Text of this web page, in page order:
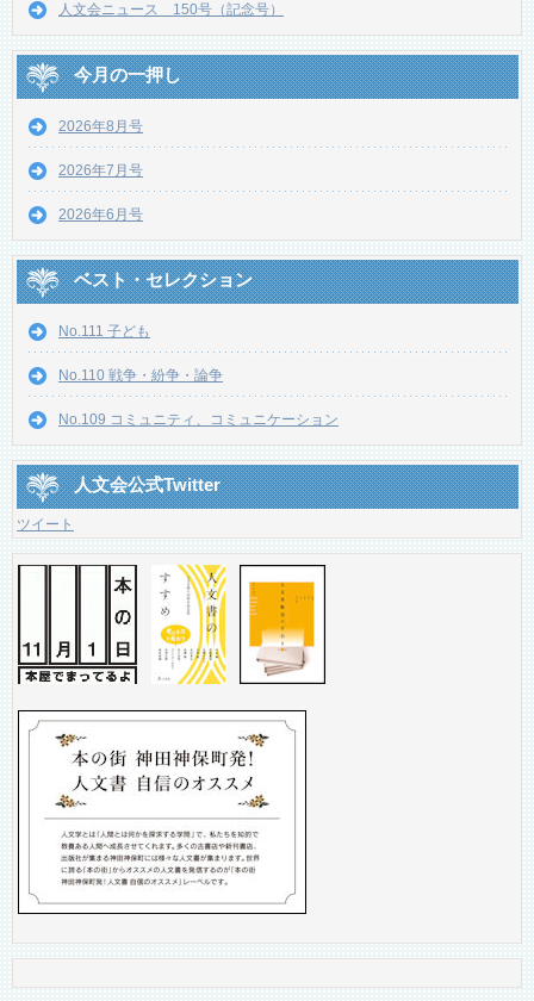
人文会ニュース 150号（記念号）
今月の一押し
2026年8月号
2026年7月号
2026年6月号
ベスト・セレクション
No.111 子ども
No.110 戦争・紛争・論争
No.109 コミュニティ、コミュニケーション
人文会公式Twitter
ツイート